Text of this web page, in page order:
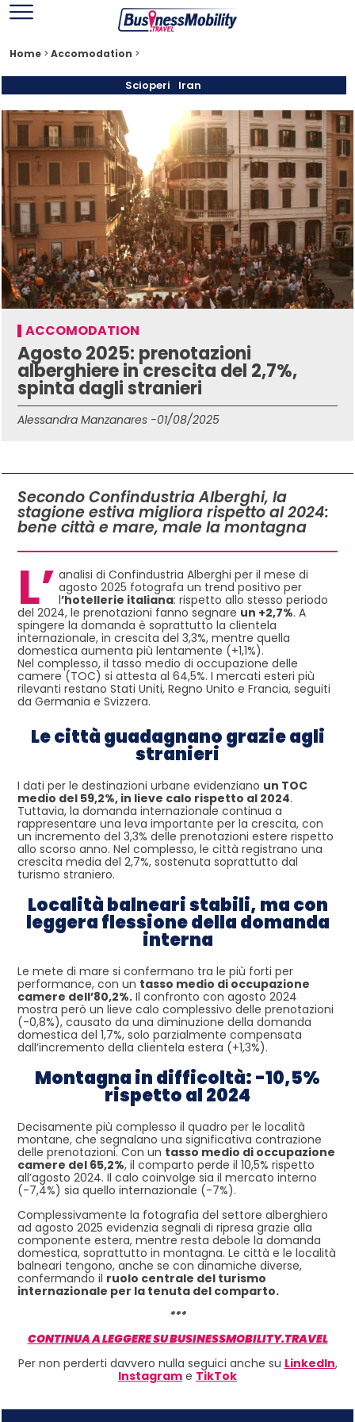
Home > Accomodation >
Scioperi Iran
ACCOMODATION
Agosto 2025: prenotazioni
alberghiere in crescita del 2,7%,
spinta dagli stranieri
Alessandra Manzanares -01/08/2025
Secondo Confindustria Alberghi, la
stagione estiva migliora rispetto al 2024:
bene città e mare, male la montagna
L’ analisi di Confindustria Alberghi per il mese di
agosto 2025 fotografa un trend positivo per
l’hotellerie italiana: rispetto allo stesso periodo
del 2024, le prenotazioni fanno segnare un +2,7%. A
spingere la domanda è soprattutto la clientela
internazionale, in crescita del 3,3%, mentre quella
domestica aumenta più lentamente (+1,1%).
Nel complesso, il tasso medio di occupazione delle
camere (TOC) si attesta al 64,5%. I mercati esteri più
rilevanti restano Stati Uniti, Regno Unito e Francia, seguiti
da Germania e Svizzera.
Le città guadagnano grazie agli
stranieri
I dati per le destinazioni urbane evidenziano un TOC
medio del 59,2%, in lieve calo rispetto al 2024.
Tuttavia, la domanda internazionale continua a
rappresentare una leva importante per la crescita, con
un incremento del 3,3% delle prenotazioni estere rispetto
allo scorso anno. Nel complesso, le città registrano una
crescita media del 2,7%, sostenuta soprattutto dal
turismo straniero.
Località balneari stabili, ma con
leggera flessione della domanda
interna
Le mete di mare si confermano tra le più forti per
performance, con un tasso medio di occupazione
camere dell’80,2%. Il confronto con agosto 2024
mostra però un lieve calo complessivo delle prenotazioni
(-0,8%), causato da una diminuzione della domanda
domestica del 1,7%, solo parzialmente compensata
dall’incremento della clientela estera (+1,3%).
Montagna in difficoltà: -10,5%
rispetto al 2024
Decisamente più complesso il quadro per le località
montane, che segnalano una significativa contrazione
delle prenotazioni. Con un tasso medio di occupazione
camere del 65,2%, il comparto perde il 10,5% rispetto
all’agosto 2024. Il calo coinvolge sia il mercato interno
(-7,4%) sia quello internazionale (-7%).
Complessivamente la fotografia del settore alberghiero
ad agosto 2025 evidenzia segnali di ripresa grazie alla
componente estera, mentre resta debole la domanda
domestica, soprattutto in montagna. Le città e le località
balneari tengono, anche se con dinamiche diverse,
confermando il ruolo centrale del turismo
internazionale per la tenuta del comparto.
***
CONTINUA A LEGGERE SU BUSINESSMOBILITY.TRAVEL
Per non perderti davvero nulla seguici anche su LinkedIn,
Instagram e TikTok